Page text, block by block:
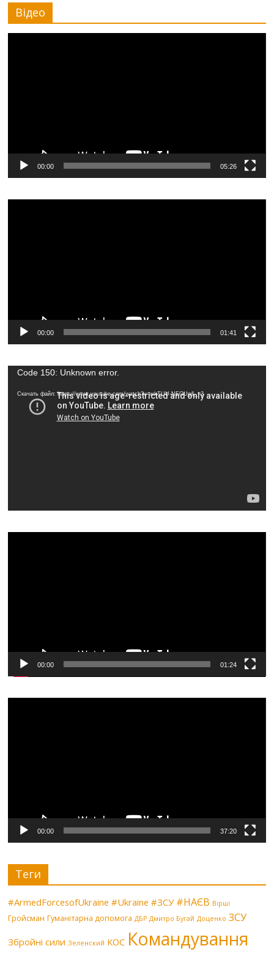
Відео
00:00 05:26
00:00 01:41
Видеоплеер
Code 150: Unknown error.
Скачать файл: https://www.youtube.com/watch?v=wkTUU-NEGUg&_=3
00:00 01:24
00:00 37:20
Теги
#ArmedForcesofUkraine #Ukraine #ЗСУ #НАЄВ Вірші
Гройсман Гуманітарна допомога ДБР Дмитро Бугай Доценко ЗСУ
Збройні сили Зеленский КОС Командування